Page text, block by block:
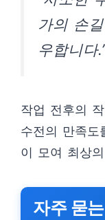
가의 손
우합니다
작업 전후의
수전의 만족도
이 모여 최상
자주 묻